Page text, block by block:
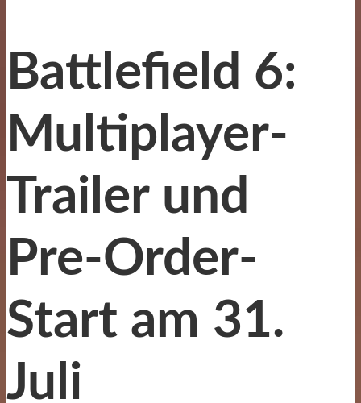
Battlefield 6:
Multiplayer-
Trailer und
Pre-Order-
Start am 31.
Juli